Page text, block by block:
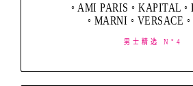
◦ AMI PARIS ◦ KAPITAL ◦
◦ MARNI ◦ VERSACE ◦
男士精选 N°4